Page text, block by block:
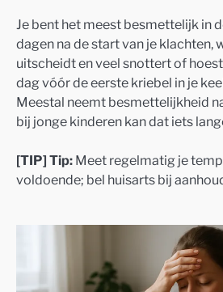
Je bent het meest besmettelijk in
dagen na de start van je klachten,
uitscheidt en veel snottert of
dag vóór de eerste kriebel in je
Meestal neemt besmettelijkheid
bij jonge kinderen kan dat iets
[TIP] Tip: Meet regelmatig je
voldoende; bel huisarts bij